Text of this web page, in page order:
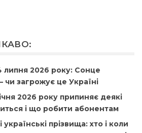
липня 2026 року: Сонце
чи загрожує це Україні
2026 року припиняє деякі
і що робити абонентам
прізвища: хто і коли